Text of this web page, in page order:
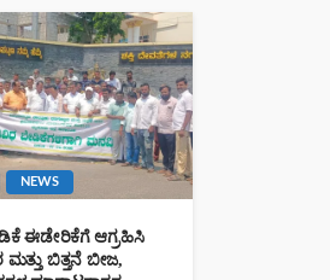
NEWS
ಈಡೇರಿಕೆಗೆ ಆಗ್ರಹಿಸಿ
ಮತ್ತು ಬಿತ್ತನೆ ಬೀಜ,